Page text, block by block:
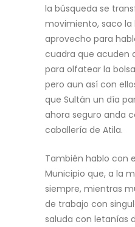
la búsqueda se
movimiento, saco la
aprovecho para
cuadra que acuden
para olfatear la
pero aun así con
que Sultán un día
ahora seguro anda
caballería de Atila.
También hablo con
Municipio que, a la
siempre, mientras
de trabajo con
saluda con letanías